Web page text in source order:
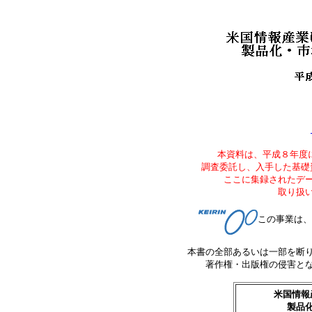
本資料は、平成８年度
調査委託し、入手した基
ここに集録されたデ
取り扱
この事業は
本書の全部あるいは一部を断
著作権・出版権の侵害と
米国情
製品